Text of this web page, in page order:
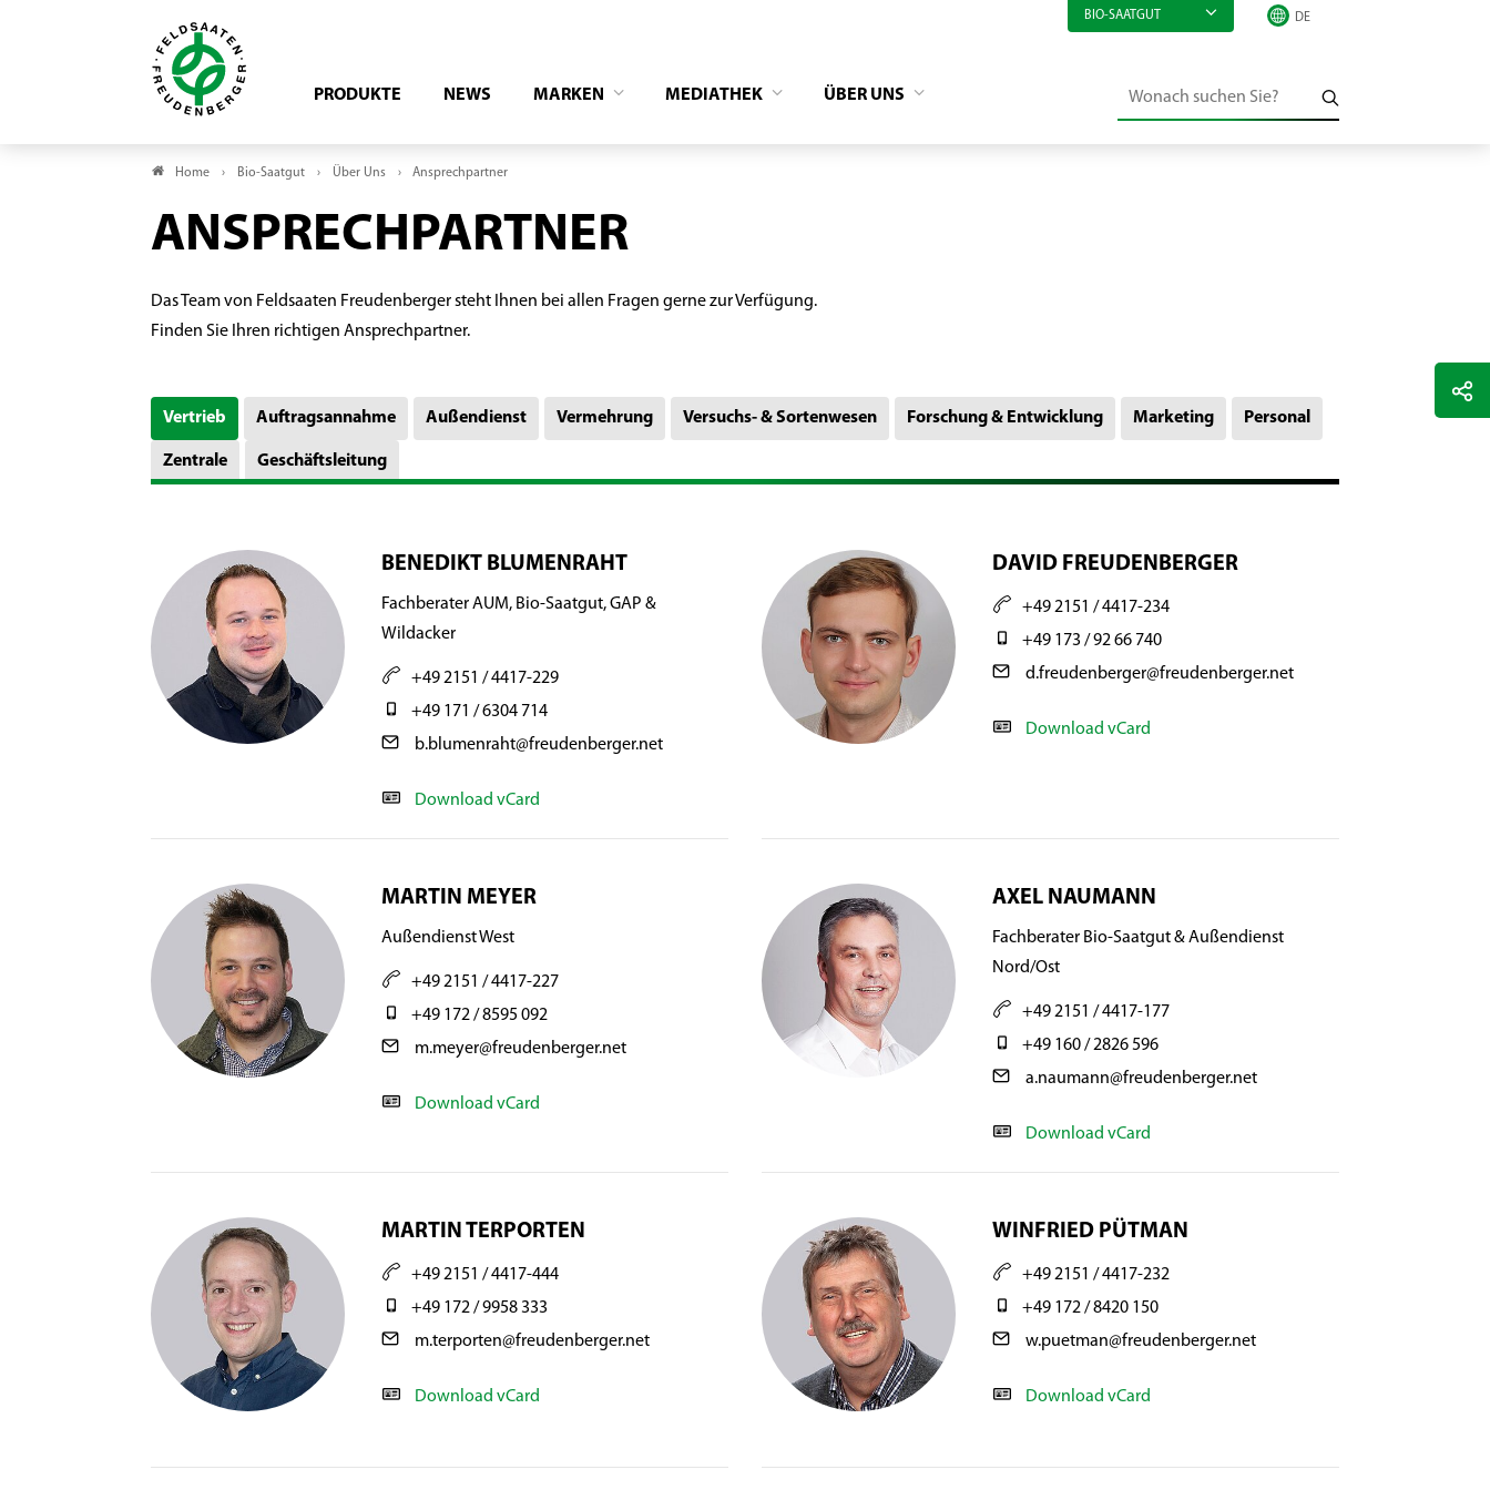
BIO-SAATGUT
PRODUKTE NEWS MARKEN MEDIATHEK ÜBER UNS
Home Bio-Saatgut Über Uns Ansprechpartner
ANSPRECHPARTNER
Das Team von Feldsaaten Freudenberger steht Ihnen bei allen Fragen gerne zur Verfügung.
Finden Sie Ihren richtigen Ansprechpartner.
Vertrieb Auftragsannahme Außendienst Vermehrung Versuchs- & Sortenwesen Forschung & Entwicklung Marketing Personal
Zentrale Geschäftsleitung
BENEDIKT BLUMENRAHT
Fachberater AUM, Bio-Saatgut, GAP &
Wildacker
+49 2151 / 4417-229
+49 171 / 6304 714
b.blumenraht@freudenberger.net
Download vCard
DAVID FREUDENBERGER
+49 2151 / 4417-234
+49 173 / 92 66 740
d.freudenberger@freudenberger.net
Download vCard
MARTIN MEYER
Außendienst West
+49 2151 / 4417-227
+49 172 / 8595 092
m.meyer@freudenberger.net
Download vCard
AXEL NAUMANN
Fachberater Bio-Saatgut & Außendienst
Nord/Ost
+49 2151 / 4417-177
+49 160 / 2826 596
a.naumann@freudenberger.net
Download vCard
MARTIN TERPORTEN
+49 2151 / 4417-444
+49 172 / 9958 333
m.terporten@freudenberger.net
Download vCard
WINFRIED PÜTMAN
+49 2151 / 4417-232
+49 172 / 8420 150
w.puetman@freudenberger.net
Download vCard